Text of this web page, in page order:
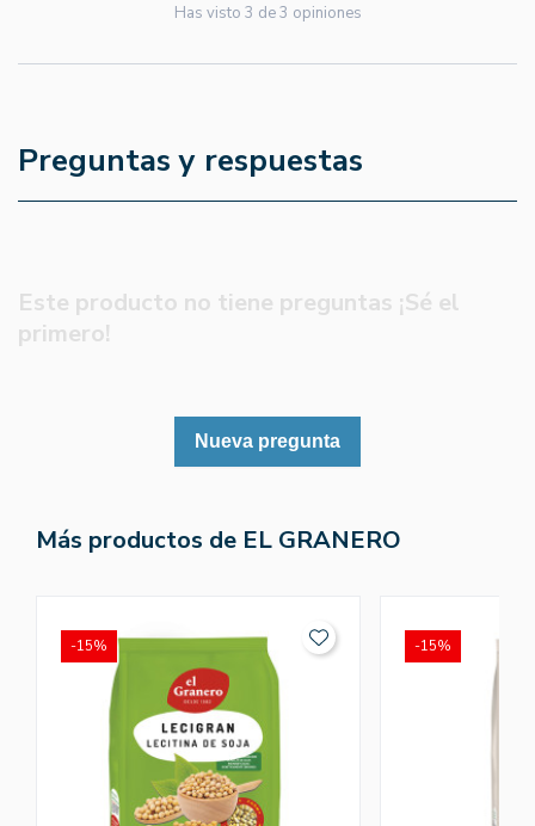
Has visto 3 de3 opiniones
Preguntas y respuestas
Este producto no tiene preguntas ¡Sé el
primero!
Nueva pregunta
Más productos de EL GRANERO
-15% -15%